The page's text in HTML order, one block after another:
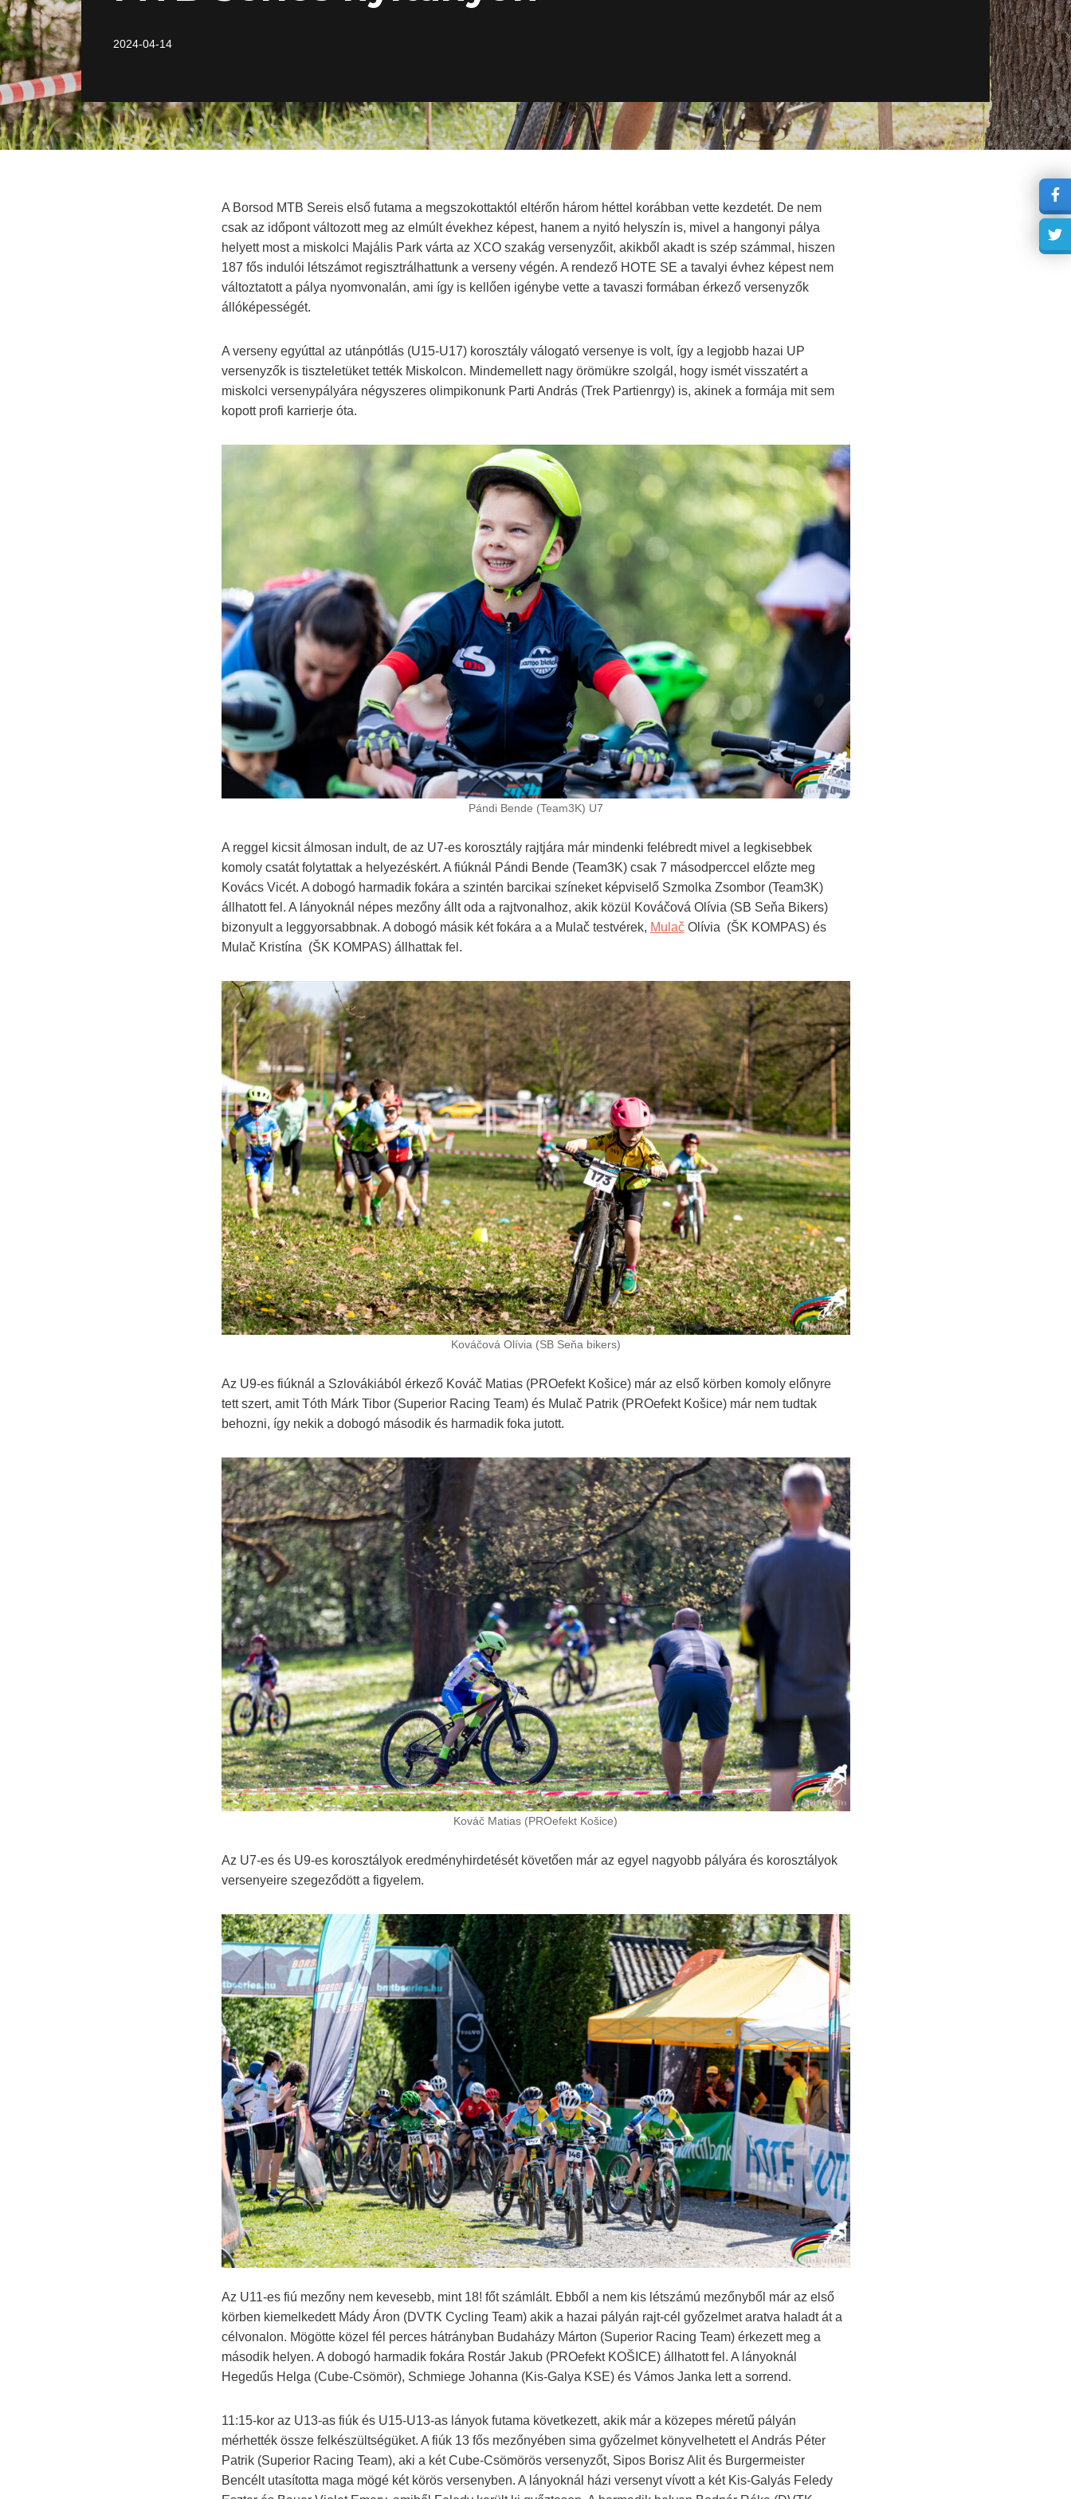
2024-04-14
A Borsod MTB Sereis első futama a megszokottaktól eltérőn három héttel korábban vette kezdetét. De nem
csak az időpont változott meg az elmúlt évekhez képest, hanem a nyitó helyszín is, mivel a hangonyi pálya
helyett most a miskolci Majális Park várta az XCO szakág versenyzőit, akikből akadt is szép számmal, hiszen
187 fős indulói létszámot regisztrálhattunk a verseny végén. A rendező HOTE SE a tavalyi évhez képest nem
változtatott a pálya nyomvonalán, ami így is kellően igénybe vette a tavaszi formában érkező versenyzők
állóképességét.
A verseny egyúttal az utánpótlás (U15-U17) korosztály válogató versenye is volt, így a legjobb hazai UP
versenyzők is tiszteletüket tették Miskolcon. Mindemellett nagy örömükre szolgál, hogy ismét visszatért a
miskolci versenypályára négyszeres olimpikonunk Parti András (Trek Partienrgy) is, akinek a formája mit sem
kopott profi karrierje óta.
Pándi Bende (Team3K) U7
A reggel kicsit álmosan indult, de az U7-es korosztály rajtjára már mindenki felébredt mivel a legkisebbek
komoly csatát folytattak a helyezéskért. A fiúknál Pándi Bende (Team3K) csak 7 másodperccel előzte meg
Kovács Vicét. A dobogó harmadik fokára a szintén barcikai színeket képviselő Szmolka Zsombor (Team3K)
állhatott fel. A lányoknál népes mezőny állt oda a rajtvonalhoz, akik közül Kováčová Olívia (SB Seňa Bikers)
bizonyult a leggyorsabbnak. A dobogó másik két fokára a a Mulač testvérek, MulačOlívia (ŠK KOMPAS) és
Mulač Kristína (ŠK KOMPAS) állhattak fel.
Kováčová Olívia (SB Seňa bikers)
Az U9-es fiúknál a Szlovákiából érkező Kováč Matias (PROefekt Košice) már az első körben komoly előnyre
tett szert, amit Tóth Márk Tibor (Superior Racing Team) és Mulač Patrik (PROefekt Košice) már nem tudtak
behozni, így nekik a dobogó második és harmadik foka jutott.
Kováč Matias (PROefekt Košice)
Az U7-es és U9-es korosztályok eredményhirdetését követően már az egyel nagyobb pályára és korosztályok
versenyeire szegeződött a figyelem.
Az U11-es fiú mezőny nem kevesebb, mint 18! főt számlált. Ebből a nem kis létszámú mezőnyből már az első
körben kiemelkedett Mády Áron (DVTK Cycling Team) akik a hazai pályán rajt-cél győzelmet aratva haladt át a
célvonalon. Mögötte közel fél perces hátrányban Budaházy Márton (Superior Racing Team) érkezett meg a
második helyen. A dobogó harmadik fokára Rostár Jakub (PROefekt KOŠICE) állhatott fel. A lányoknál
Hegedűs Helga (Cube-Csömör), Schmiege Johanna (Kis-Galya KSE) és Vámos Janka lett a sorrend.
11:15-kor az U13-as fiúk és U15-U13-as lányok futama következett, akik már a közepes méretű pályán
mérhették össze felkészültségüket. A fiúk 13 fős mezőnyében sima győzelmet könyvelhetett el András Péter
Patrik (Superior Racing Team), aki a két Cube-Csömörös versenyzőt, Sipos Borisz Alit és Burgermeister
Bencélt utasította maga mögé két körös versenyben. A lányoknál házi versenyt vívott a két Kis-Galyás Feledy